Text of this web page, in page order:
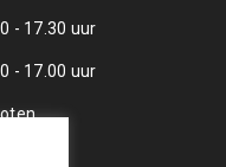
- 17.30 uur
- 17.00 uur